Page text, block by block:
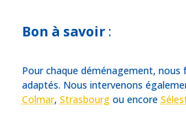
Bon à savoir :
Pour chaque déménagement, nous
adaptés. Nous intervenons
Colmar, Strasbourgou encore